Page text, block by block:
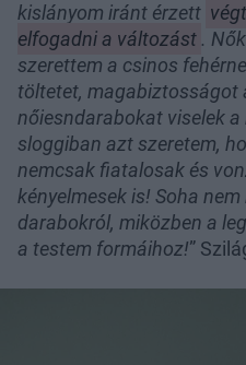
kislányom iránt érzett
elfogadni a változást .
szerettem a csinos
töltetet, magabiztosságot
nőiesndarabokat viselek
sloggiban azt szeretem,
nemcsak fiatalosak és
kényelmesek is! Soha
darabokról, miközben a
a testem formáihoz!”